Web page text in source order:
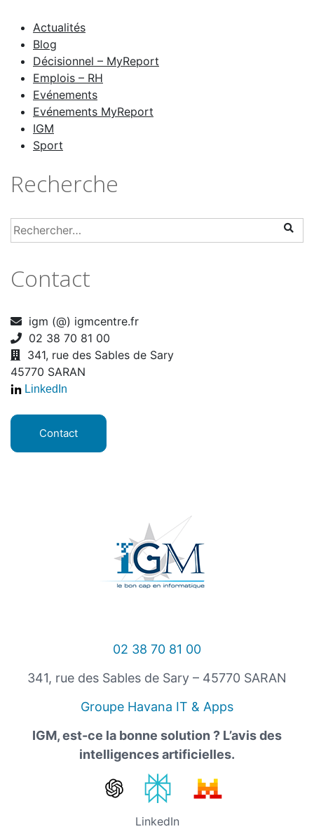
Actualités
Blog
Décisionnel – MyReport
Emplois – RH
Evénements
Evénements MyReport
IGM
Sport
Recherche
Contact
igm (@) igmcentre.fr
02 38 70 81 00
341, rue des Sables de Sary
45770 SARAN
LinkedIn
Contact
02 38 70 81 00
341, rue des Sables de Sary – 45770 SARAN
Groupe Havana IT & Apps
IGM, est-ce la bonne solution ? L’avis des
intelligences artificielles.
LinkedIn